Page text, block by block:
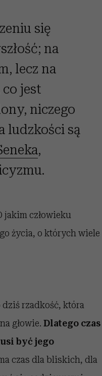
się
na
lecz na
jest
niczego
ludzkości są
,
jakim człowieku
życia, o których wiele
rzadkość, która
głowie. Dlatego czas
być jego
czas dla bliskich, dla